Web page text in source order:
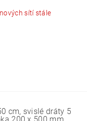
sítí stále
cm, svislé dráty 5